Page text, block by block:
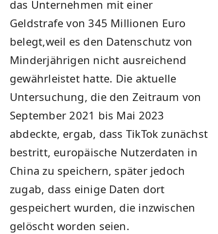
das Unternehmen mit einer
Geldstrafe von 345 Millionen⁣ Euro
belegt,weil es den Datenschutz von
Minderjährigen nicht ausreichend
gewährleistet hatte. Die aktuelle
Untersuchung, die den Zeitraum von
September ⁢2021 bis Mai ⁤2023
abdeckte, ergab, dass ‍TikTok zunächst
bestritt, europäische Nutzerdaten in
China zu speichern, ​später jedoch
zugab, dass einige Daten dort
gespeichert wurden, die inzwischen
gelöscht worden ‌seien.⁣